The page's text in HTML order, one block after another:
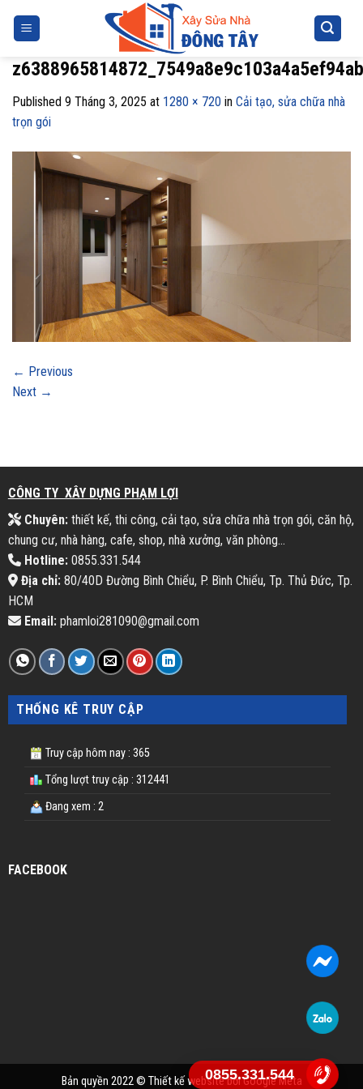
Published 9 Tháng 3, 2025 at 1280 × 720 in Cải tạo, sửa chữa nhà
trọn gói
← Previous
Next →
CÔNG TY XÂY DỰNG PHẠM LỢI
Chuyên:thiết kế, thi công, cải tạo, sửa chữa nhà trọn gói, căn hộ,
chung cư, nhà hàng, cafe, shop, nhà xưởng, văn phòng...
Hotline:0855.331.544
Địa chỉ:80/40D Đường Bình Chiểu, P. Bình Chiểu, Tp. Thủ Đức, Tp.
HCM
Email:phamloi281090@gmail.com
THỐNG KÊ TRUY CẬP
Truy cập hôm nay : 365
Tổng lượt truy cập : 312441
Đang xem : 2
FACEBOOK
Bản quyền 2022 © Thiết kế websitebởi Google Meta
0855.331.544